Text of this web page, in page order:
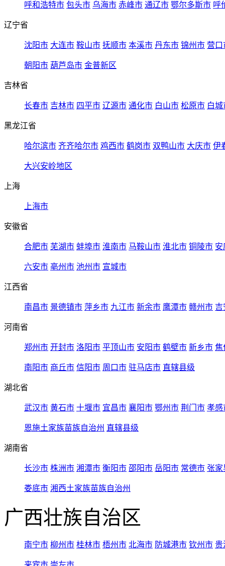
呼和浩特市 包头市 乌海市 赤峰市 通辽市 鄂尔多斯市 呼
辽宁省
沈阳市 大连市 鞍山市 抚顺市 本溪市 丹东市 锦州市 营口
朝阳市 葫芦岛市 金普新区
吉林省
长春市 吉林市 四平市 辽源市 通化市 白山市 松原市 白城
黑龙江省
哈尔滨市 齐齐哈尔市 鸡西市 鹤岗市 双鸭山市 大庆市 伊
大兴安岭地区
上海
上海市
安徽省
合肥市 芜湖市 蚌埠市 淮南市 马鞍山市 淮北市 铜陵市 安
六安市 亳州市 池州市 宣城市
江西省
南昌市 景德镇市 萍乡市 九江市 新余市 鹰潭市 赣州市 吉
河南省
郑州市 开封市 洛阳市 平顶山市 安阳市 鹤壁市 新乡市 焦
南阳市 商丘市 信阳市 周口市 驻马店市 直辖县级
湖北省
武汉市 黄石市 十堰市 宜昌市 襄阳市 鄂州市 荆门市 孝感
恩施土家族苗族自治州 直辖县级
湖南省
长沙市 株洲市 湘潭市 衡阳市 邵阳市 岳阳市 常德市 张家
娄底市 湘西土家族苗族自治州
广西壮族自治区
南宁市 柳州市 桂林市 梧州市 北海市 防城港市 钦州市 贵